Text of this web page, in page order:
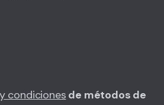
condiciones de métodos de